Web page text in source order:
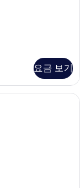
요금 보기
책상, 방음 설비, 다리